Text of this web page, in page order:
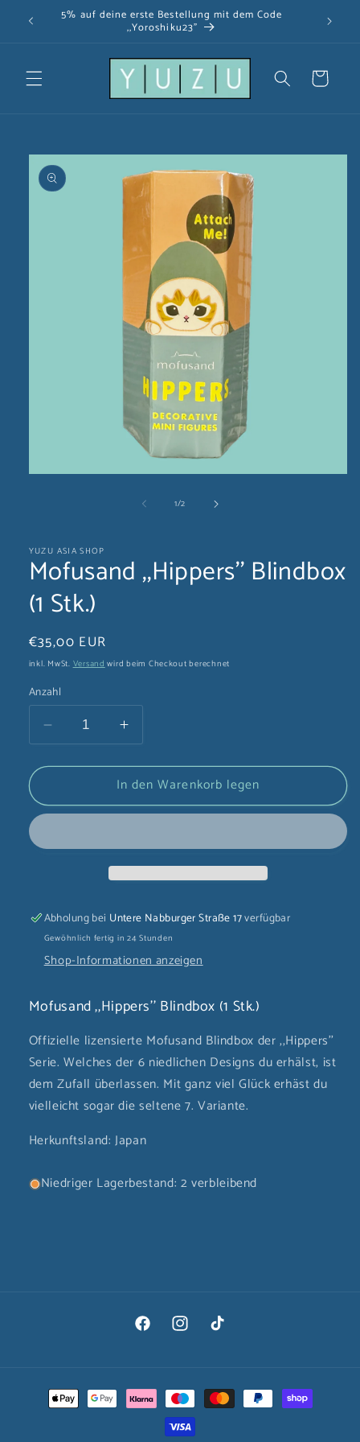
zum 5% auf deine erste Bestellung mit dem Code
,,Yoroshiku23"
Warenkorb
1/von
2
YUZU ASIA SHOP
Mofusand ,,Hippers'' Blindbox
(1 Stk.)
Normaler
Preis
€35,00 EUR
inkl. MwSt.Versandwird beim Checkout berechnet
Anzahl
Verringere
die
Menge
Mofusand
Erhöhe
die
Menge
für
Mofusand
In den Warenkorb legen
Abholung bei Untere Nabburger Straße 17verfügbar
Gewöhnlich fertig in 24 Stunden
Shop-Informationen anzeigen
Mofusand ,,Hippers'' Blindbox (1 Stk.)
Offizielle lizensierte Mofusand Blindbox der ,,Hippers''
Serie. Welches der 6 niedlichen Designs du erhälst, ist
dem Zufall überlassen. Mit ganz viel Glück erhäst du
vielleicht sogar die seltene 7. Variante.
Herkunftsland: Japan
Niedriger Lagerbestand: 2 verbleibend
FacebookInstagramTikTok
Zahlungsmethoden